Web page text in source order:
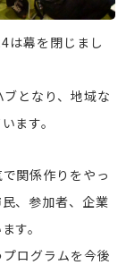
は幕を閉じまし
となり、地域な
ます。
関係作りをやっ
、参加者、企業
す。
ログラムを今後